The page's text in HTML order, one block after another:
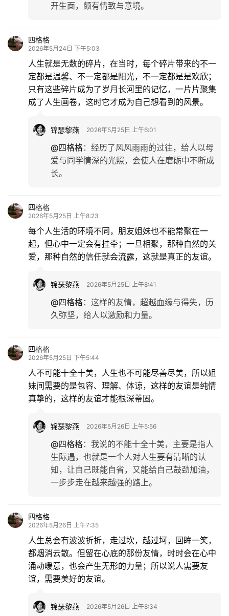
开生面，颇有情致与意境。
四格格
2026年5月24日 下午5:03
人生就是无数的碎片，在当时，每个碎片带来的不一
定都是温馨、不一定都是阳光，不一定都是是欢欣；
只有这些碎片成为了岁月长河里的记忆，一片片聚集
成了人生画卷，这时它才成为自己想看到的风景。
锦瑟黎燕 2026年5月25日 上午6:01
@四格格： 经历了风风雨雨的过往，给人以母
爱与同学情深的光照，会使人在磨砺中不断成
长。
四格格
2026年5月25日 上午8:23
每个人生活的环境不同，朋友姐妹也不能常聚在一
起，但心中一定会有挂牵；一旦相聚，那种自然的关
爱，那种自然的信任就会流露，这就是真正的友谊。
锦瑟黎燕 2026年5月25日 上午8:41
@四格格： 这样的友情，超越血缘与得失，历
久弥坚，给人以激励和力量。
四格格
2026年5月25日 下午5:44
人不可能十全十美，人生也不可能尽善尽美，所以姐
妹间需要的是包容、理解、体谅，这样的友谊是纯情
真挚的，这样的友谊才能根深蒂固。
锦瑟黎燕 2026年5月26日 上午5:56
@四格格： 我说的不能十全十美，主要是指人
生际遇，也就是一个人对人生要有清晰的认
知，让自己既能自省，又能给自己鼓劲加油，
一步步走在越来越强的路上。
四格格
2026年5月26日 上午7:35
人生总会有波波折折，走过坎，越过坷，回眸一笑，
都烟消云散。但留在心底的那份友情，时时会在心中
涌动暖意，也会产生无形的力量；所以说人需要友
谊，需要美好的友谊。
锦瑟黎燕 2026年5月26日 上午8:34